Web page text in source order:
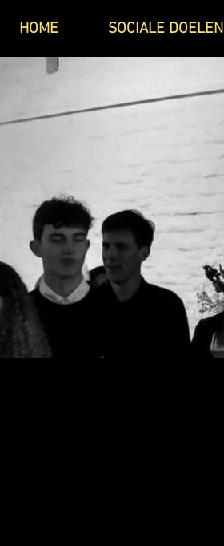
HOME SOCIALE DOELEN